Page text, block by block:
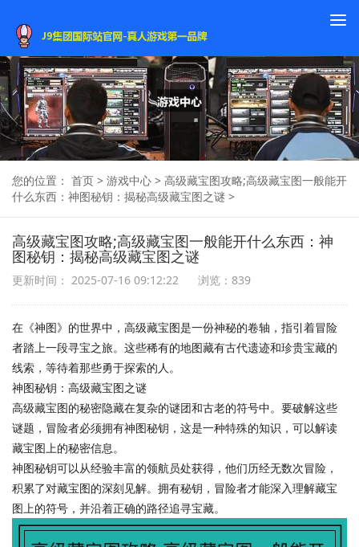
您的位置： 首页 > 游戏中心 > 高级藏宝图攻略;高级藏宝图一般能开
什么东西：神图秘钥：揭秘高级藏宝图之谜 >
高级藏宝图攻略;高级藏宝图一般能开什么东西：神
图秘钥：揭秘高级藏宝图之谜
更新时间： 2025-07-16 09:12:22 浏览：839
在《神图》的世界中，高级藏宝图是一份神秘的卷轴，指引着冒险
者踏上一段寻宝之旅。这些稀有的地图藏有古代遗迹和珍贵宝藏的
线索，等待着那些勇于探索的人。
神图秘钥：高级藏宝图之谜
高级藏宝图的秘密隐藏在复杂的谜团和古老的符号中。要破解这些
谜题，冒险者必须拥有神图秘钥，这是一种特殊的知识，可以解读
藏宝图上的秘密信息。
神图秘钥可以从经验丰富的领航员处获得，他们历经无数次冒险，
积累了对藏宝图的深刻见解。拥有秘钥，冒险者才能深入理解藏宝
图上的符号，并沿着正确的路径追寻宝藏。